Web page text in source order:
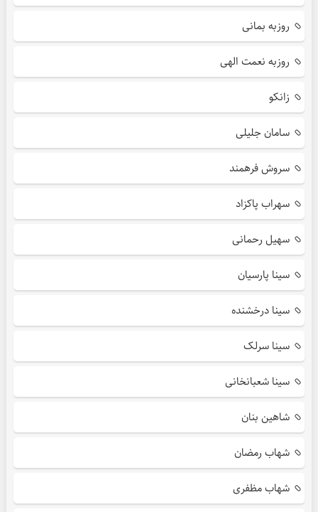
روزبه بمانی
روزبه نعمت الهی
زانکو
سامان جلیلی
سروش فرهمند
سهراب پاکزاد
سهیل رحمانی
سینا پارسیان
سینا درخشنده
سینا سرلک
سینا شعبانخانی
شاهین بنان
شهاب رمضان
شهاب مظفری